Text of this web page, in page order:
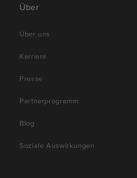
Über
Über uns
Karriere
Presse
Partnerprogramm
Blog
Soziale Auswirkungen